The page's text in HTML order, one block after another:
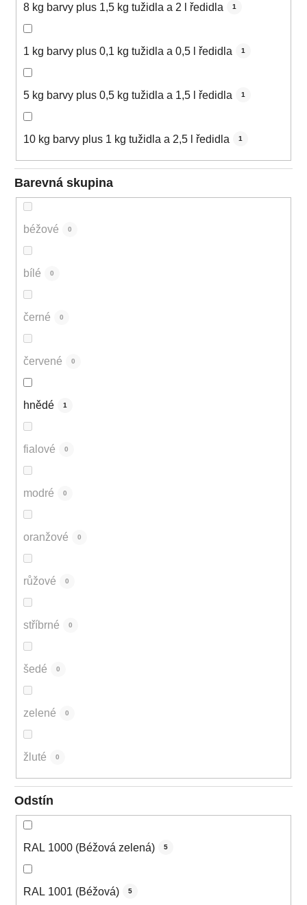
8 kg barvy plus 1,5 kg tužidla a 2 l ředidla 1
1 kg barvy plus 0,1 kg tužidla a 0,5 l ředidla 1
5 kg barvy plus 0,5 kg tužidla a 1,5 l ředidla 1
10 kg barvy plus 1 kg tužidla a 2,5 l ředidla 1
Barevná skupina
béžové 0
bílé 0
černé 0
červené 0
hnědé 1
fialové 0
modré 0
oranžové 0
růžové 0
stříbrné 0
šedé 0
zelené 0
žluté 0
Odstín
RAL 1000 (Béžová zelená) 5
RAL 1001 (Béžová) 5